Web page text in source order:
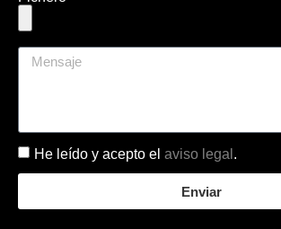
He leído y acepto el aviso legal .
Enviar